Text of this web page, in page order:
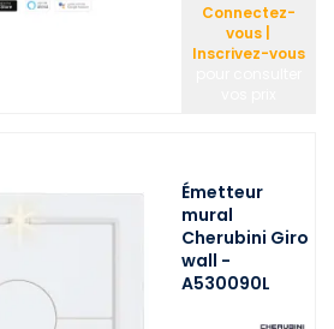
Connectez-
vous |
Inscrivez-vous
Émetteur
mural
Cherubini Giro
wall -
A530090L